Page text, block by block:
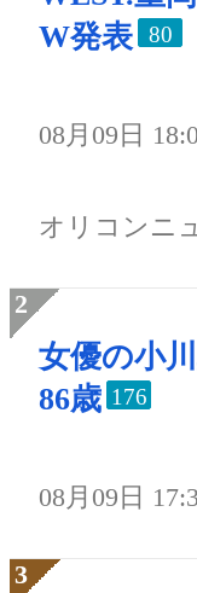
W発表
80
08月09日
オリコンニ
女優の小
86歳 176
08月09日